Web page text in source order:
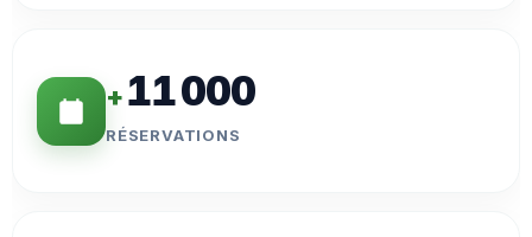
+11 000
RÉSERVATIONS